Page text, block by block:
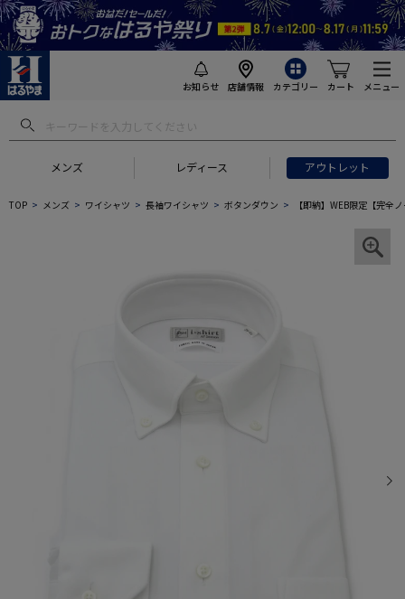
お知らせ 店舗情報 カテゴリー カート メニュー
メンズ レディース アウトレット
TOP メンズ ワイシャツ 長袖ワイシャツ ボタンダウン 【即納】WEB限定【完全